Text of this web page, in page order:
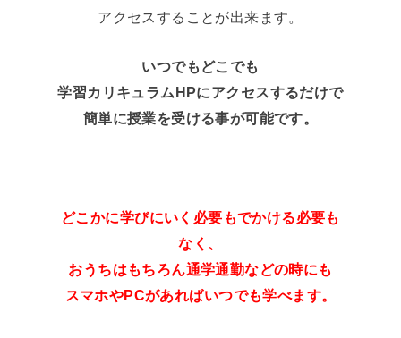
アクセスすることが出来ます。
いつでもどこでも
学習カリキュラムHPにアクセスするだけで
簡単に授業を受ける事が可能です。
どこかに学びにいく必要もでかける必要も
なく、
おうちはもちろん通学通勤などの時にも
スマホやPCがあればいつでも学べます。